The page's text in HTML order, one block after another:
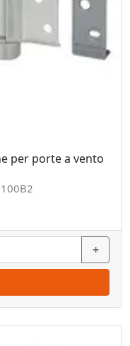
per porte a vento
+